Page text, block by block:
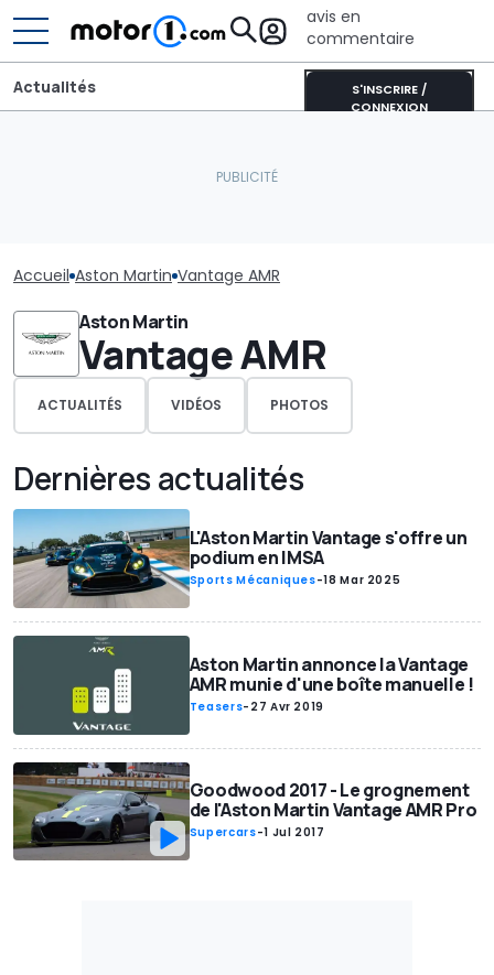
avis en
commentaire
S'INSCRIRE /
CONNEXION
Actualités
Accueil Aston Martin Vantage AMR
Aston Martin
Vantage AMR
ACTUALITÉS VIDÉOS PHOTOS
Dernières actualités
L'Aston Martin Vantage s'offre un
podium en IMSA
Sports Mécaniques-18 Mar 2025
Aston Martin annonce la Vantage
AMR munie d'une boîte manuelle !
Teasers- 27 Avr 2019
Goodwood 2017 - Le grognement
de l'Aston Martin Vantage AMR Pro
Supercars-1 Jul 2017